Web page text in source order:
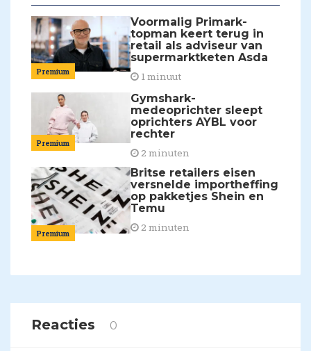
Premium
Voormalig Primark-
topman keert terug in
retail als adviseur van
supermarktketen Asda
1 minuut
Premium
Gymshark-
medeoprichter sleept
oprichters AYBL voor
rechter
2 minuten
Premium
Britse retailers eisen
versnelde importheffing
op pakketjes Shein en
Temu
2 minuten
Reacties 0